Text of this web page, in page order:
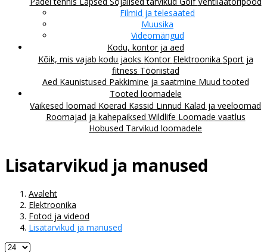
Filmid ja telesaated
Muusika
Videomängud
Kodu, kontor ja aed
Kõik, mis vajab kodu jaoks Kontor Elektroonika Sport ja
fitness Tööriistad
Aed Kaunistused Pakkimine ja saatmine Muud tooted
Tooted loomadele
Väikesed loomad Koerad Kassid Linnud Kalad ja veeloomad
Roomajad ja kahepaiksed Wildlife Loomade vaatlus
Hobused Tarvikud loomadele
Lisatarvikud ja manused
Avaleht
Elektroonika
Fotod ja videod
Lisatarvikud ja manused